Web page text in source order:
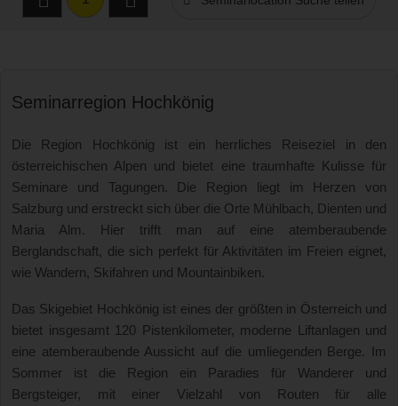
Seminarregion Hochkönig
Die Region Hochkönig ist ein herrliches Reiseziel in den
österreichischen Alpen und bietet eine traumhafte Kulisse für
Seminare und Tagungen. Die Region liegt im Herzen von
Salzburg und erstreckt sich über die Orte Mühlbach, Dienten und
Maria Alm. Hier trifft man auf eine atemberaubende
Berglandschaft, die sich perfekt für Aktivitäten im Freien eignet,
wie Wandern, Skifahren und Mountainbiken.
Das Skigebiet Hochkönig ist eines der größten in Österreich und
bietet insgesamt 120 Pistenkilometer, moderne Liftanlagen und
eine atemberaubende Aussicht auf die umliegenden Berge. Im
Sommer ist die Region ein Paradies für Wanderer und
Bergsteiger, mit einer Vielzahl von Routen für alle